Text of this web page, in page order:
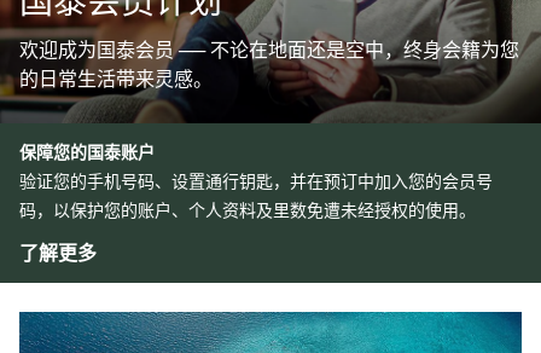
欢迎成为国泰会员 ── 不论在地面还是空中，终身会籍为您
的日常生活带来灵感。
保障您的国泰账户
验证您的手机号码、设置通行钥匙，并在预订中加入您的会员号
码，以保护您的账户、个人资料及里数免遭未经授权的使用。
了解更多